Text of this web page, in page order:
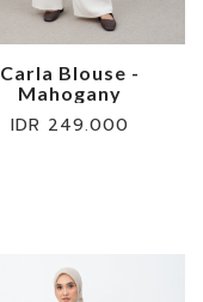
Carla Blouse -
Mahogany
IDR 249.000